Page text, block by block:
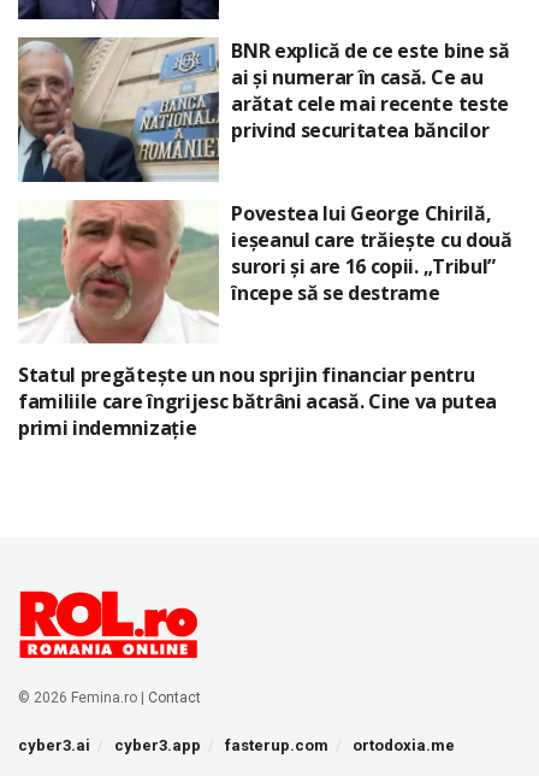
BNR explică de ce este bine să
ai și numerar în casă. Ce au
arătat cele mai recente teste
privind securitatea băncilor
Povestea lui George Chirilă,
ieșeanul care trăiește cu două
surori și are 16 copii. „Tribul”
începe să se destrame
Statul pregătește un nou sprijin financiar pentru
familiile care îngrijesc bătrâni acasă. Cine va putea
primi indemnizație
© 2026 Femina.ro | Contact
cyber3.ai cyber3.app fasterup.com ortodoxia.me